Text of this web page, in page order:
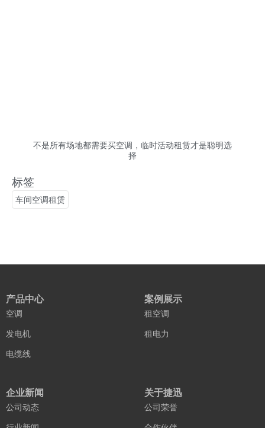
不是所有场地都需要买空调，临时活动租赁才是聪明选
择
标签
车间空调租赁
产品中心
空调
发电机
电缆线
案例展示
租空调
租电力
企业新闻
公司动态
关于捷迅
公司荣誉